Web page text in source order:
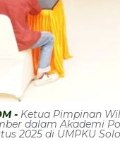
- Ketua Pimpinan
dalam Akademi
2025 di UMPKU